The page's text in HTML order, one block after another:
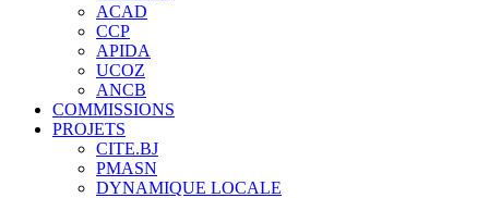
ACAD
CCP
APIDA
UCOZ
ANCB
COMMISSIONS
PROJETS
CITE.BJ
PMASN
DYNAMIQUE LOCALE